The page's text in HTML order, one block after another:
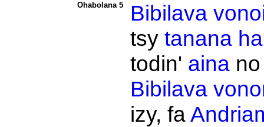
Ohabolana 5 Bibilava
tsy tanana
todin' aina
Bibilava
izy, fa